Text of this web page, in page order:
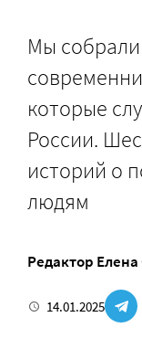
Мы
которые
России.
историй о
людям
Pедактор
14.01.2025